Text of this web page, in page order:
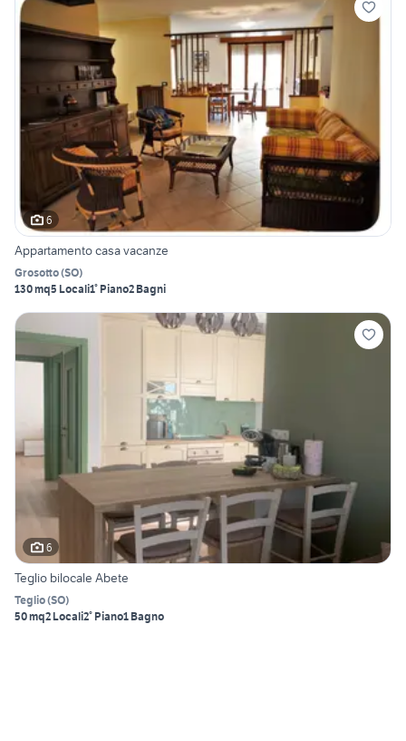
6
Appartamento casa vacanze
Grosotto(SO)
130 mq5 Locali1° Piano2 Bagni
6
Teglio bilocale Abete
Teglio(SO)
50 mq2 Locali2° Piano1 Bagno